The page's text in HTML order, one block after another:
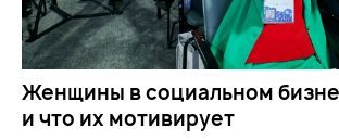
Женщины в социальном
и что их мотивирует